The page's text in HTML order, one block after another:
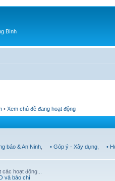
Bình
• Xem chủ đề đang hoạt động
báo & An Ninh • Góp ý - Xây dựng •
hoạt động...
và báo chí